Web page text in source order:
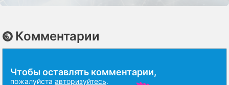
Комментарии
Чтобы оставлять комментарии,
пожалуйста авторизуйтесь.